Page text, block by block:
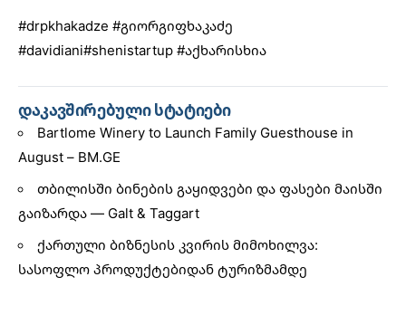
#drpkhakadze #გიორგიფხაკაძე
#davidiani#shenistartup #აქხარისხია
დაკავშირებული სტატიები
Bartlome Winery to Launch Family Guesthouse in
August – BM.GE
თბილისში ბინების გაყიდვები და ფასები მაისში
გაიზარდა — Galt & Taggart
ქართული ბიზნესის კვირის მიმოხილვა:
სასოფლო პროდუქტებიდან ტურიზმამდე